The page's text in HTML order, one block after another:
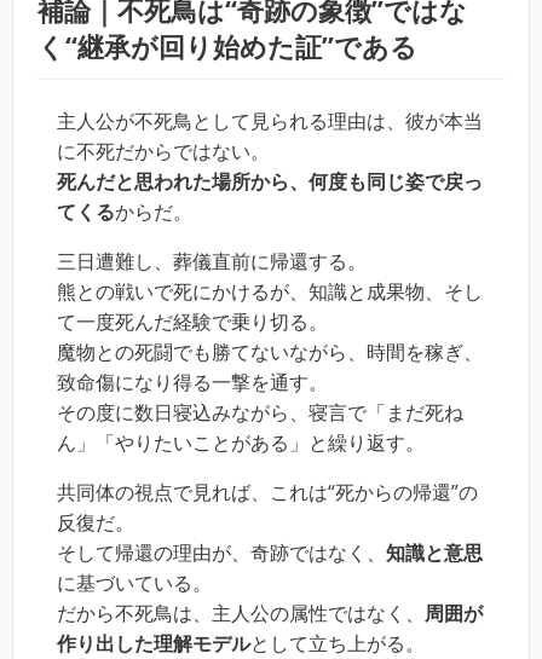
補論｜不死鳥は“奇跡の象徴”ではな
く“継承が回り始めた証”である
主人公が不死鳥として見られる理由は、彼が本当
に不死だからではない。
死んだと思われた場所から、何度も同じ姿で戻っ
てくるからだ。
三日遭難し、葬儀直前に帰還する。
熊との戦いで死にかけるが、知識と成果物、そし
て一度死んだ経験で乗り切る。
魔物との死闘でも勝てないながら、時間を稼ぎ、
致命傷になり得る一撃を通す。
その度に数日寝込みながら、寝言で「まだ死ね
ん」「やりたいことがある」と繰り返す。
共同体の視点で見れば、これは“死からの帰還”の
反復だ。
そして帰還の理由が、奇跡ではなく、 知識と意思
に基づいている。
だから不死鳥は、主人公の属性ではなく、 周囲が
作り出した理解モデルとして立ち上がる。